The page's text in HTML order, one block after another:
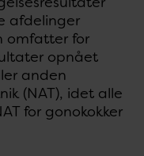
afdelinger
omfatter for
opnået
anden
(NAT), idet alle
for gonokokker